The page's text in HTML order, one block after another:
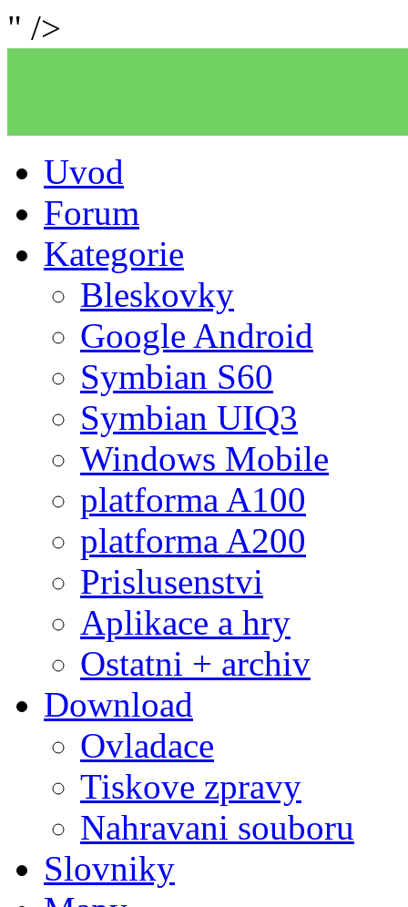
" />
Uvod
Forum
Kategorie
Bleskovky
Google Android
Symbian S60
Symbian UIQ3
Windows Mobile
platforma A100
platforma A200
Prislusenstvi
Aplikace a hry
Ostatni + archiv
Download
Ovladace
Tiskove zpravy
Nahravani souboru
Slovniky